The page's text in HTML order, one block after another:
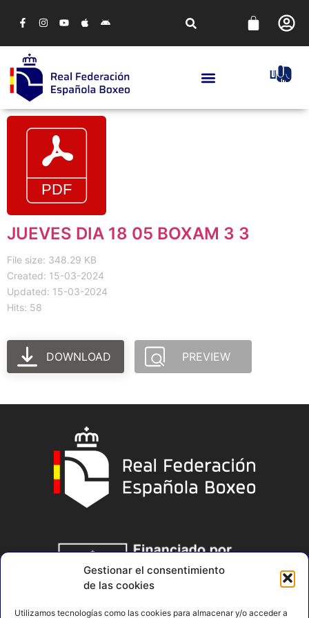
Gestionar el consentimiento
de las cookies
Utilizamos tecnologías como las cookies para almacenar y/o acceder a
JUEVES DIA 18 05 BOXAM 3 3
File size: 348.29 KB
Created: 15-03-2024
Updated: 15-03-2024
Hits: 58
DOWNLOAD PREVIEW